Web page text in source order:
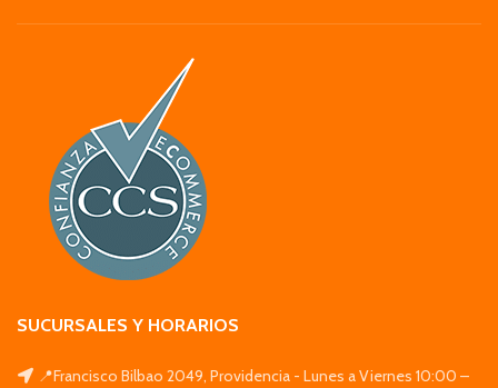
SUCURSALES Y HORARIOS
📍Francisco Bilbao 2049, Providencia - Lunes a Viernes 10:00 –